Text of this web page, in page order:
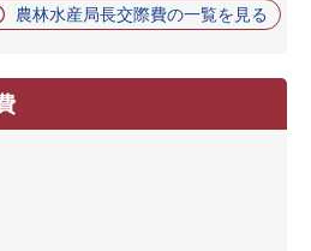
農林水産局長交際費の一覧を見る